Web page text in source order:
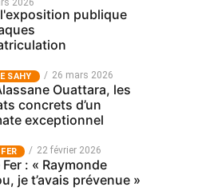
2026
publique
SAHY 26 mars 2026
Ouattara, les
concrets d’un
exceptionnel
22 février 2026
: « Raymonde
je t’avais prévenue »